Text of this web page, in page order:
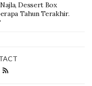
Dessert Box
Tahun Terakhir.